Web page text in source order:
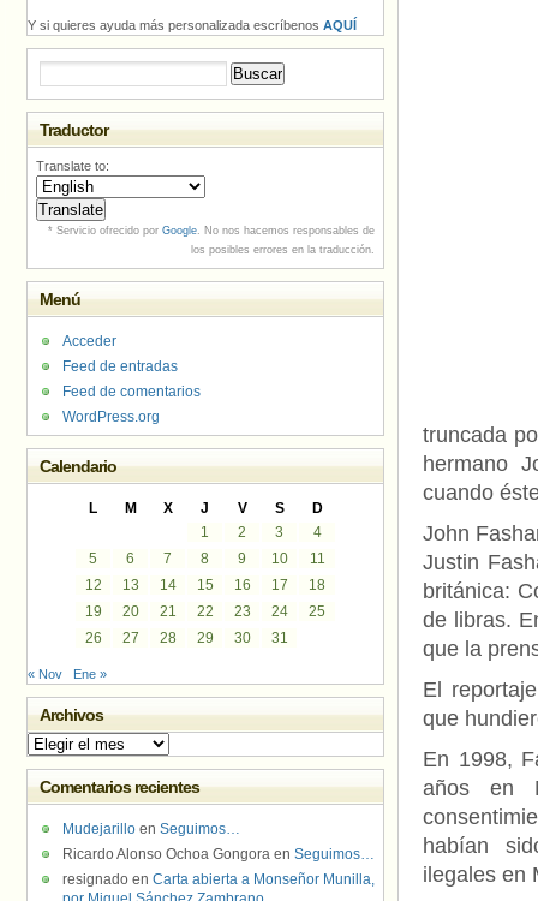
truncada
hermano
cuando
John
Justin
británica:
de libras.
que la
El
que
En 1998,
años en
habían
ilegales en
Y si quieres ayuda más personalizada escríbenos AQUÍ
Traductor
Translate to:
* Servicio ofrecido por Google. No nos hacemos responsables de
los posibles errores en la traducción.
Menú
Acceder
Feed de entradas
Feed de comentarios
WordPress.org
Calendario
L M X J V S
D
1
2 3
4
5
6 7 8 9 10
11
12
13 14 15 16 17
18
19
20 21 22 23 24
25
26
27 28 29 30 31
« Nov Ene »
Archivos
Archivos
Comentarios recientes
Mudejarillo en Seguimos…
Ricardo Alonso Ochoa Gongora en Seguimos…
resignado en Carta abierta a Monseñor Munilla,